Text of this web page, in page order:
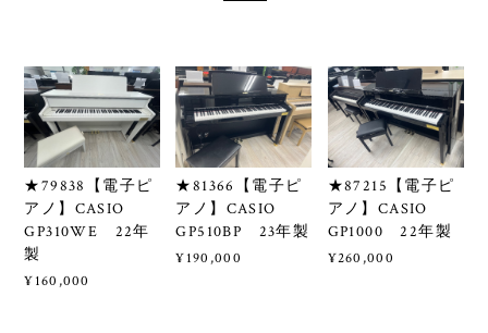
★79838【電子ピ
アノ】CASIO
GP310WE 22年
製
¥160,000
★81366【電子ピ
アノ】CASIO
GP510BP 23年製
¥190,000
★87215【電子ピ
アノ】CASIO
GP1000 22年製
¥260,000